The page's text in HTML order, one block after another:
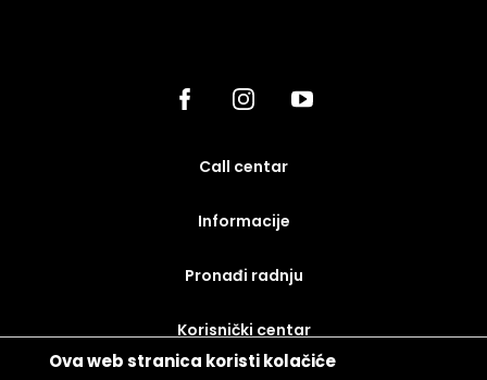
Ova web stranica koristi kolačiće
call centar
Informacije
Pronađi radnju
korisnički centar